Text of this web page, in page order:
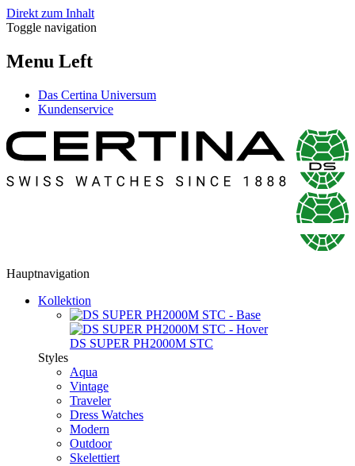
Direkt zum Inhalt
Toggle navigation
Menu Left
Das Certina Universum
Kundenservice
Hauptnavigation
Kollektion
DS SUPER PH2000M STC
Styles
Aqua
Vintage
Traveler
Dress Watches
Modern
Outdoor
Skelettiert